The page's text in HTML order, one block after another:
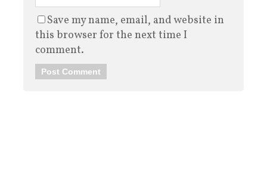
Save my name, email, and website in
this browser for the next time I
comment.